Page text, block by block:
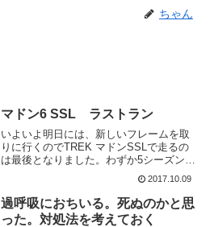
ちゃん
マドン6 SSL ラストラン
いよいよ明日には、新しいフレームを取
りに行くのでTREK マドンSSLで走るの
は最後となりました。わずか5シーズンの
付き合いで約8万キロでご臨終で御座いま
す<m(__)m>フレーム以外は、ダイレクト
マウントブレーキになるくらいで、あと
のハン...
2017.10.09
過呼吸におちいる。死ぬのかと思
った。対処法を考えておく